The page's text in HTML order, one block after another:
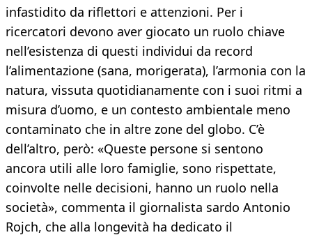
infastidito da riflettori e attenzioni. Per i
ricercatori devono aver giocato un ruolo chiave
nell’esistenza di questi individui da record
l’alimentazione (sana, morigerata), l’armonia con la
natura, vissuta quotidianamente con i suoi ritmi a
misura d’uomo, e un contesto ambientale meno
contaminato che in altre zone del globo. C’è
dell’altro, però: «Queste persone si sentono
ancora utili alle loro famiglie, sono rispettate,
coinvolte nelle decisioni, hanno un ruolo nella
società», commenta il giornalista sardo Antonio
Rojch, che alla longevità ha dedicato il